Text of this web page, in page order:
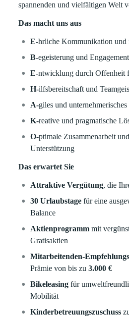
spannenden und vielfältigen Welt
Das macht uns aus
E-hrliche Kommunikation und
B-egeisterung und
E-ntwicklung durch Offenheit
H-ilfsbereitschaft und
A-giles und
K-reative und pragmatische
O-ptimale Zusammenarbeit
Unterstützung
Das erwartet Sie
Attraktive Vergütung, die
30 Urlaubstage für eine
Balance
Aktienprogramm mit
Gratisaktien
Mitarbeitenden-
Prämie von bis zu 3.000 €
Bikeleasing für
Mobilität
Kinderbetreuungszuschuss